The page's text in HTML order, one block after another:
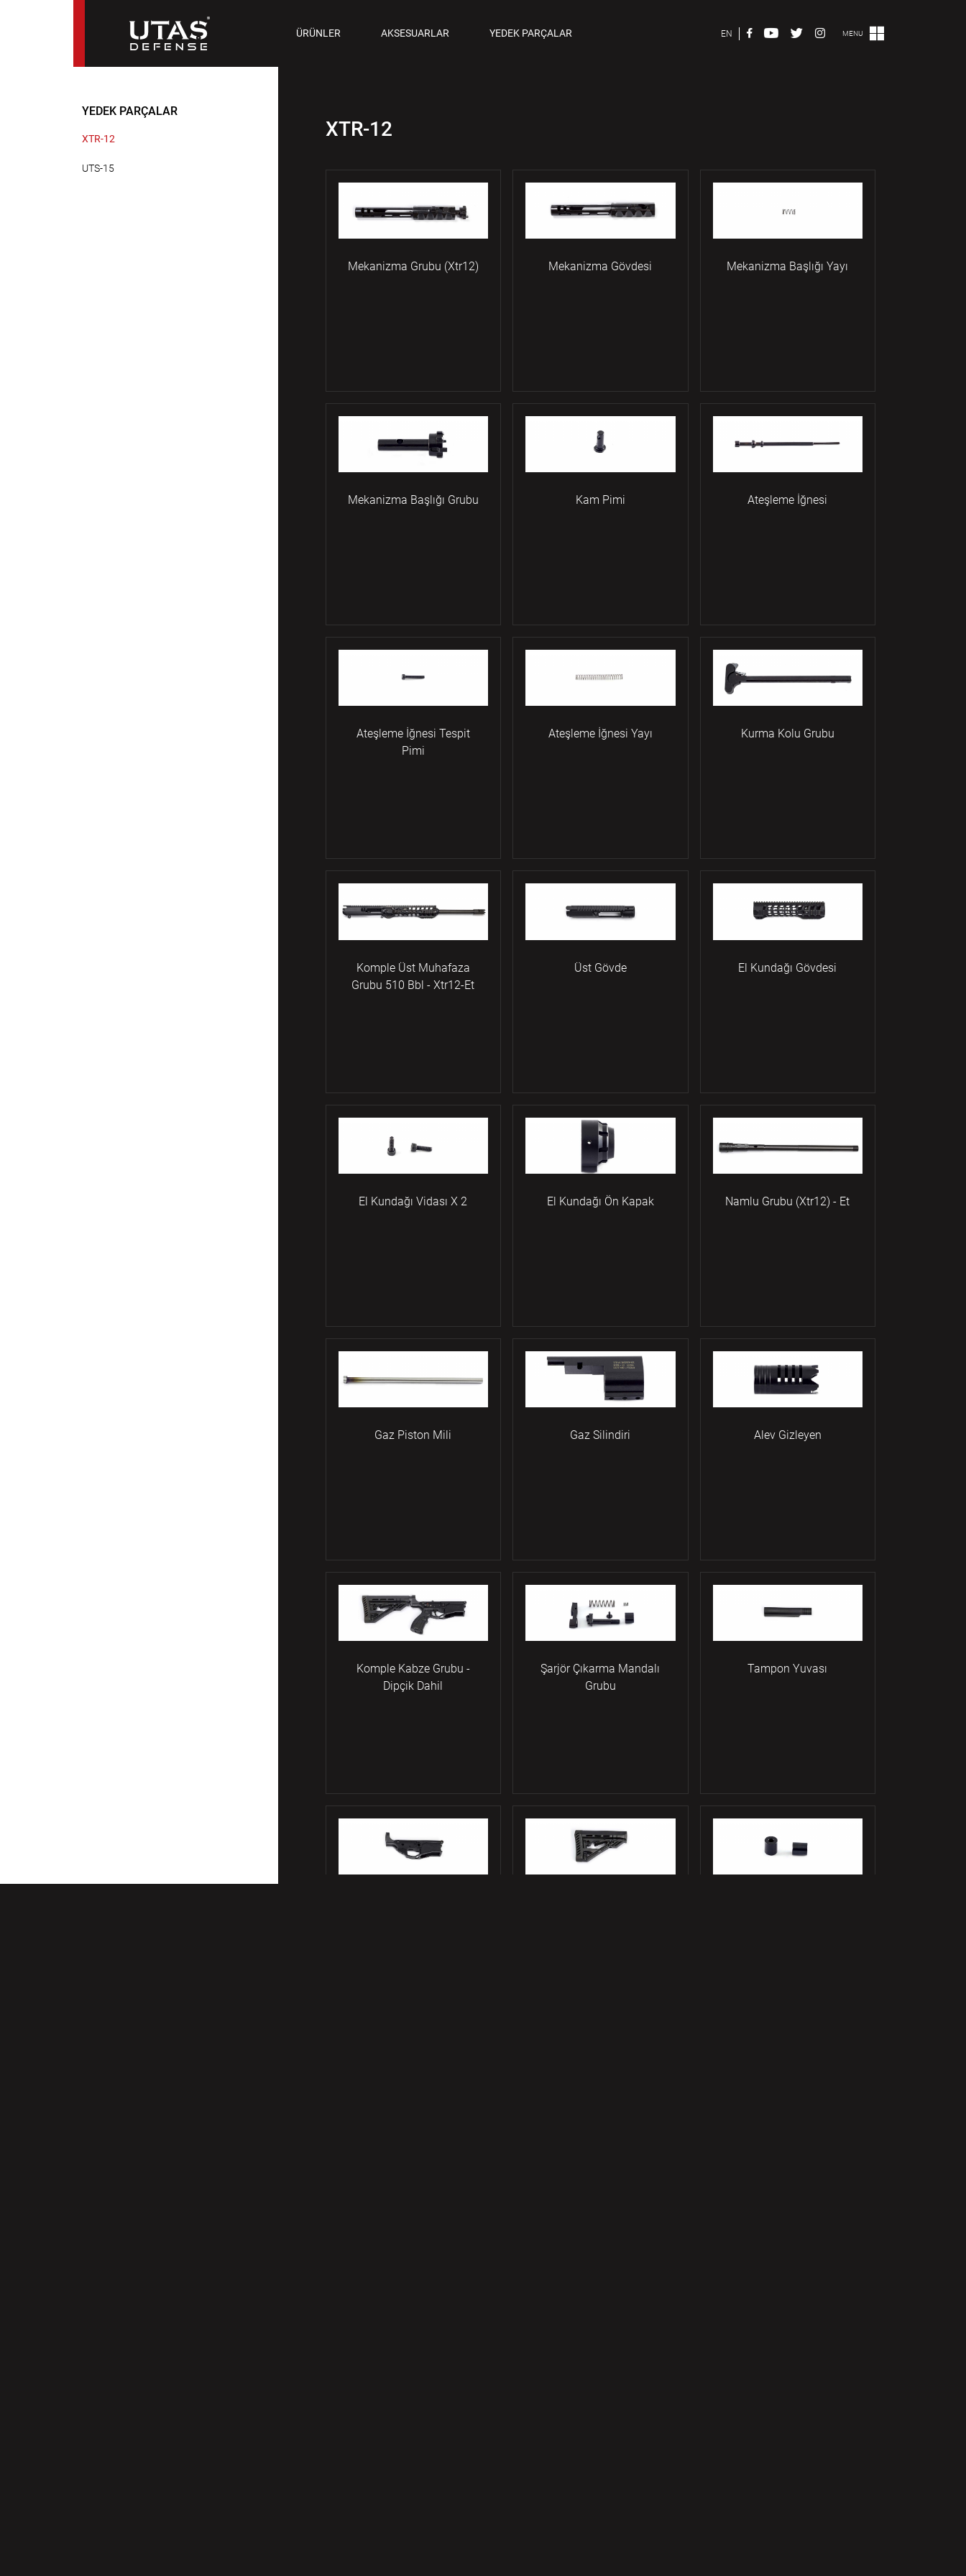
ÜRÜNLER
9 MM TABANCALARAKSESUARLAR YEDEK PARÇALAR EN MENU
YEDEK PARÇALAR
XTR-12
UTS-15
XTR-12
Mekanizma Grubu (Xtr12) Mekanizma Gövdesi Mekanizma Başlığı Yayı
Mekanizma Başlığı Grubu Kam Pimi Ateşleme İğnesi
Ateşleme İğnesi Tespit
Pimi
Ateşleme İğnesi Yayı Kurma Kolu Grubu
Komple Üst Muhafaza
Grubu 510 Bbl - Xtr12-Et
Üst Gövde El Kundağı Gövdesi
El Kundağı Vidası X 2 El Kundağı Ön Kapak Namlu Grubu (Xtr12) - Et
Gaz Piston Mili Gaz Silindiri Alev Gizleyen
Komple Kabze Grubu -
Dipçik Dahil
Şarjör Çıkarma Mandalı
Grubu
Tampon Yuvası